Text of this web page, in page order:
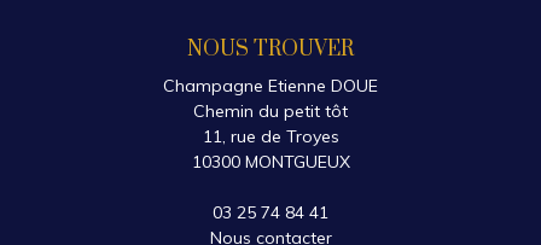
NOUS TROUVER
Champagne Etienne DOUE
Chemin du petit tôt
11, rue de Troyes
10300 MONTGUEUX
03 25 74 84 41
Nous contacter